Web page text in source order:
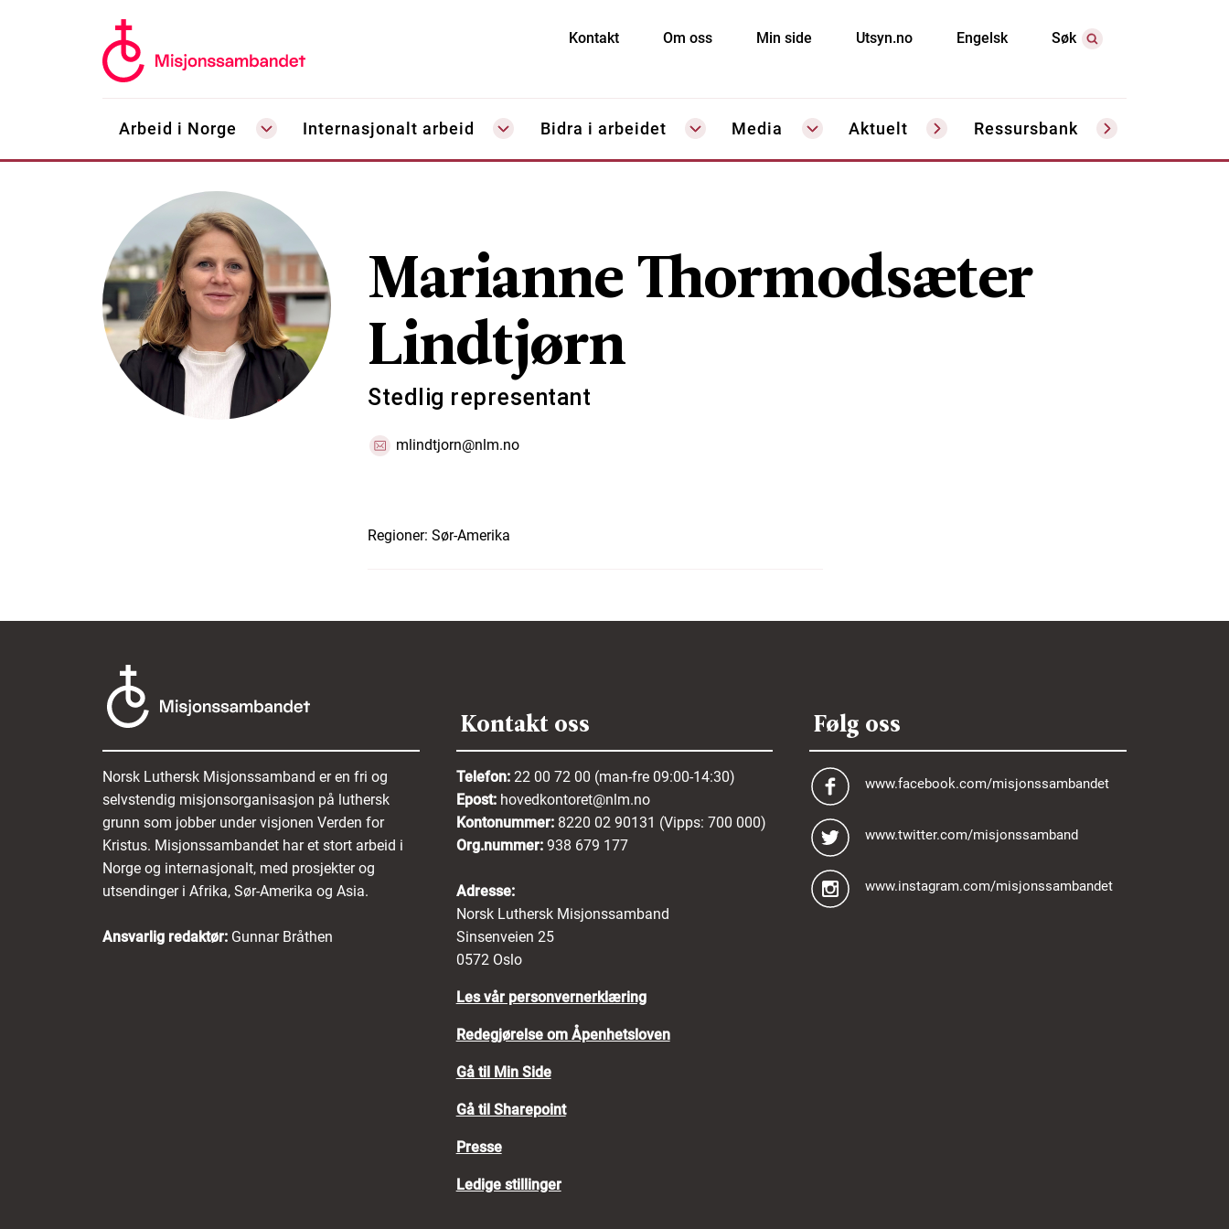
Kontakt Om oss Min side Utsyn.no Engelsk Søk
Arbeid i Norge Internasjonalt arbeid Bidra i arbeidet Media Aktuelt Ressursbank
Marianne Thormodsæter
Lindtjørn
Stedlig representant
mlindtjorn@nlm.no
Regioner: Sør-Amerika
Norsk Luthersk Misjonssamband er en fri og
selvstendig misjonsorganisasjon på luthersk
grunn som jobber under visjonen Verden for
Kristus. Misjonssambandet har et stort arbeid i
Norge og internasjonalt, med prosjekter og
utsendinger i Afrika, Sør-Amerika og Asia.
Ansvarlig redaktør: Gunnar Bråthen
Kontakt oss
Telefon: 22 00 72 00 (man-fre 09:00-14:30)
Epost: hovedkontoret@nlm.no
Kontonummer: 8220 02 90131 (Vipps: 700 000)
Org.nummer: 938 679 177
Adresse:
Norsk Luthersk Misjonssamband
Sinsenveien 25
0572 Oslo
Les vår personvernerklæring
Redegjørelse om Åpenhetsloven
Gå til Min Side
Gå til Sharepoint
Presse
Ledige stillinger
Følg oss
www.facebook.com/misjonssambandet
www.twitter.com/misjonssamband
www.instagram.com/misjonssambandet